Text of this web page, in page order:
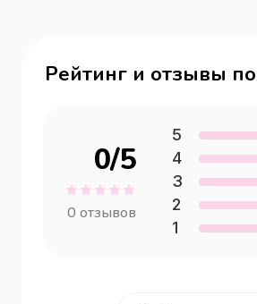
Рейтинг и отзывы
0/5
0 отзывов
5
4
3
2
1